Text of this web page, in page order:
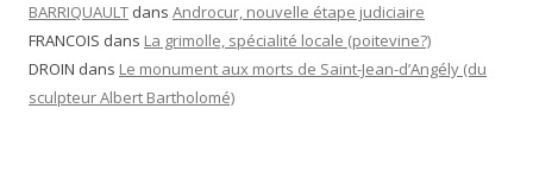
BARRIQUAULT dans Androcur, nouvelle étape judiciaire
FRANCOIS dans La grimolle, spécialité locale (poitevine?)
DROIN dans Le monument aux morts de Saint-Jean-d’Angély (du
sculpteur Albert Bartholomé)